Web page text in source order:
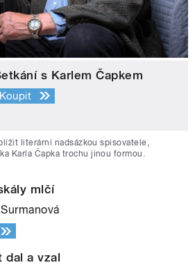
s Karlem Čapkem
Koupit
literární nadsázkou spisovatele,
Karla Čapka trochu jinou formou.
mlčí
dal a vzal